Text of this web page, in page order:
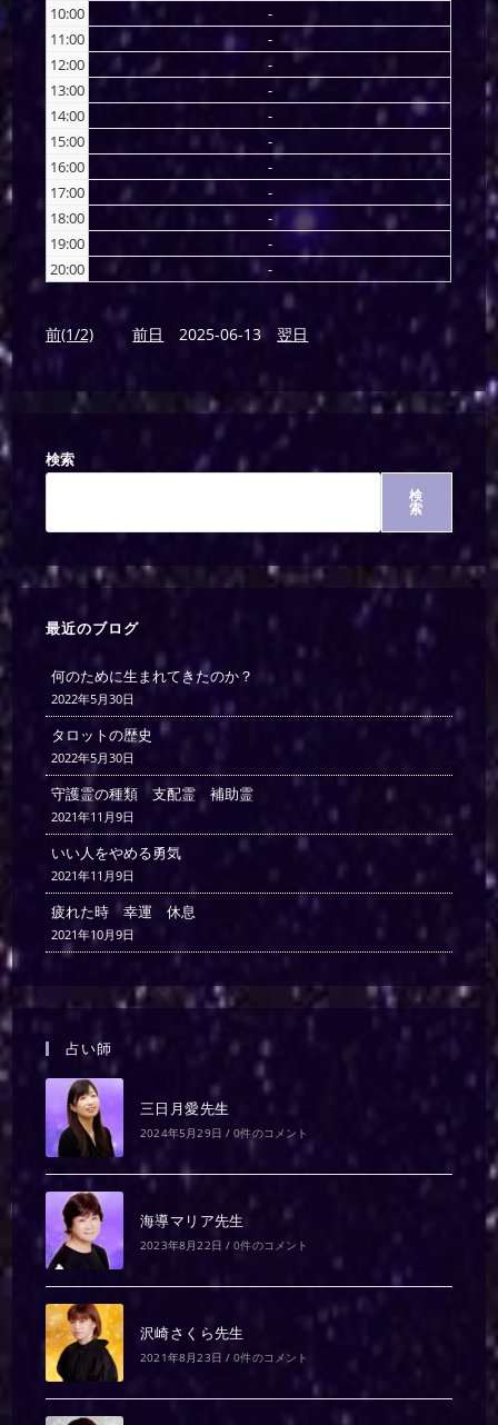
10:00
-
11:00
-
12:00
-
13:00
-
14:00
-
15:00
-
16:00
-
17:00
-
18:00
-
19:00
-
20:00
-
前(1/2) 前日 2025-06-13 翌日
検索
検
索
最近のブログ
何のために生まれてきたのか？
2022年5月30日
タロットの歴史
2022年5月30日
守護霊の種類 支配霊 補助霊
2021年11月9日
いい人をやめる勇気
2021年11月9日
疲れた時 幸運 休息
2021年10月9日
占い師
三日月愛先生
2024年5月29日 / 0件のコメント
海導マリア先生
2023年8月22日 / 0件のコメント
沢崎さくら先生
2021年8月23日 / 0件のコメント